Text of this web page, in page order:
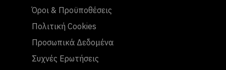
Όροι & Προϋποθέσεις
Πολιτική Cookies
Προσωπικά Δεδομένα
Συχνές Ερωτήσεις